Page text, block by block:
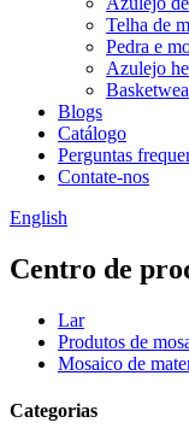
Telha de
Pedra e
Azulejo
Blogs
Catálogo
Perguntas
Contate-nos
English
Centro de
Lar
Produtos de
Mosaico de
Categorias